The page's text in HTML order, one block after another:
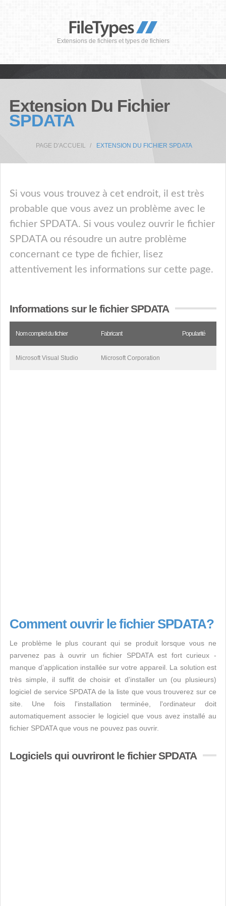
Extensions de fichiers et types de fichiers
Extension Du Fichier
SPDATA
PAGE D'ACCUEIL EXTENSION DU FICHIER SPDATA
Si vous vous trouvez à cet endroit, il est très
probable que vous avez un problème avec le
fichier SPDATA. Si vous voulez ouvrir le fichier
SPDATA ou résoudre un autre problème
concernant ce type de fichier, lisez
attentivement les informations sur cette page.
Informations sur le fichier SPDATA
Nom complet du fichier Fabricant Popularité
Microsoft Visual Studio Microsoft Corporation
Comment ouvrir le fichier SPDATA?
Le problème le plus courant qui se produit lorsque vous ne
parvenez pas à ouvrir un fichier SPDATA est fort curieux -
manque d’application installée sur votre appareil. La solution est
très simple, il suffit de choisir et d'installer un (ou plusieurs)
logiciel de service SPDATA de la liste que vous trouverez sur ce
site. Une fois l'installation terminée, l'ordinateur doit
automatiquement associer le logiciel que vous avez installé au
fichier SPDATA que vous ne pouvez pas ouvrir.
Logiciels qui ouvriront le fichier SPDATA